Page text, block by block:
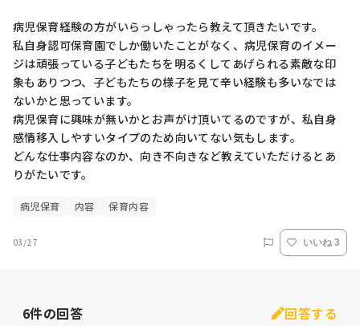
病児保育経験の方がいらっしゃったら教えて頂きたいです。
私自身認可保育園でしか働いたことがなく、病児保育のイメー
ジは頑張っている子どもたちを明るくしてあげられる素敵な印
象もありつつ、子どもたちの様子を見て辛い経験も多いなでは
ないかと思っています。
病児保育に興味が無いかとお声がけ頂いてるのですが、私自身
感情移入しやすいタイプのため向いてない気もします。
どんな仕事内容なのか、向き不向きなど教えていただけるとあ
りがたいです。
病児保育 内容 保育内容
03/27 いいね 3
6件の回答 回答する